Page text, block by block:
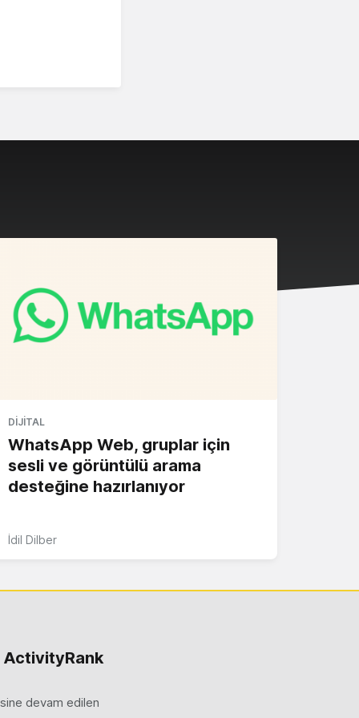
DIJITAL
WhatsApp Web, gruplar için
sesli ve görüntülü arama
desteğine hazırlanıyor
İdil Dilber
ActivityRank
devam edilen